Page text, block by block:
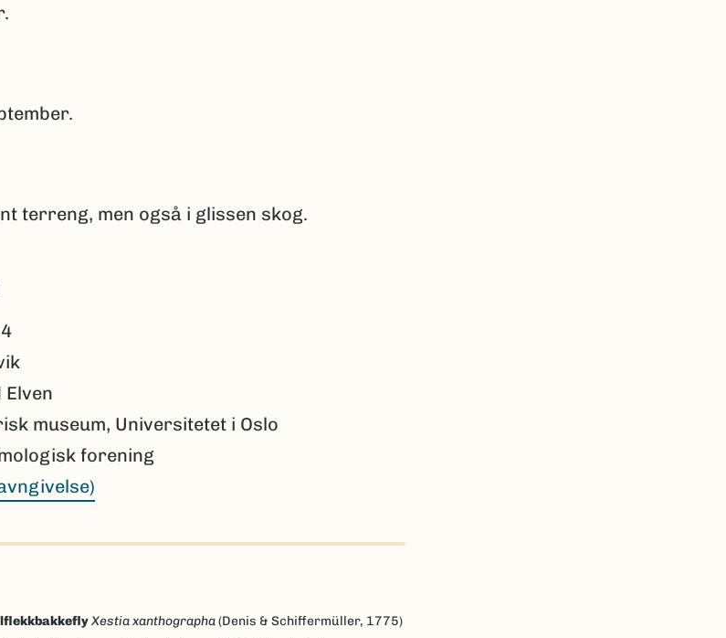
terreng, men også i glissen skog.
museum, Universitetet i Oslo
forening
Xestia xanthographa(Denis & Schiffermüller, 1775)